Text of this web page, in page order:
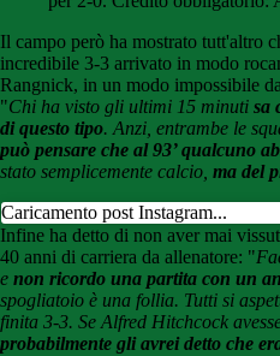
Il campo però ha mostrato tutt'altro
incredibile 3-3 arrivato in modo
Rangnick, in un modo impossibile
"Chi ha visto gli ultimi 15 minuti sa
di questo tipo. Anzi, entrambe le
può pensare che al 93’ qualcuno
stato semplicemente calcio, ma del
Caricamento post Instagram...
Infine ha detto di non aver mai
40 anni di carriera da allenatore: "
e non ricordo una partita con un
spogliatoio è una follia. Tutti si
finita 3-3. Se Alfred Hitchcock
probabilmente gli avrei detto che